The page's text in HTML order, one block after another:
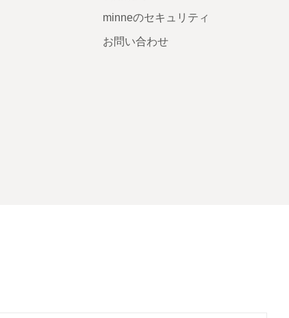
minneのセキュリティ
お問い合わせ